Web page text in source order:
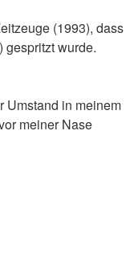
(1993), dass
gespritzt wurde.
Umstand in meinem
meiner Nase